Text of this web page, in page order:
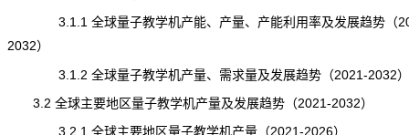
3.1.1 全球量子教学机产能、产量、产能利用率及发展趋势（
2032）
3.1.2 全球量子教学机产量、 需求量及发展趋势（2021-2032）
3.2 全球主要地区量子教学机产量及发展趋势（2021-2032）
3.2.1 全球主要地区量子教学机产量（2021-2026）